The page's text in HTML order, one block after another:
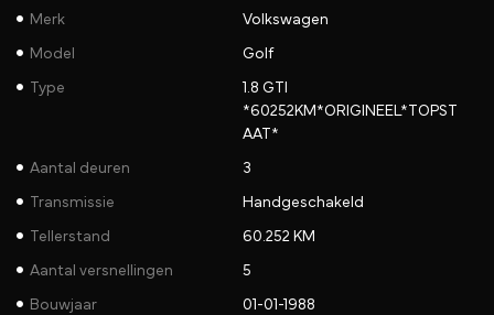
Merk Volkswagen
Model Golf
Type
1.8 GTI
*60252KM*ORIGINEEL*TOPST
AAT*
Aantal deuren 3
Transmissie Handgeschakeld
Tellerstand 60.252 KM
Aantal versnellingen 5
Bouwjaar 01-01-1988